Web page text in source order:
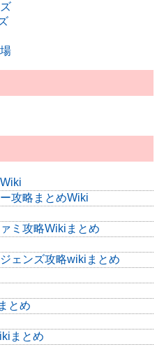
攻略まとめWiki
ミ攻略Wikiまとめ
ェンズ攻略wikiまとめ
とめ
まとめ